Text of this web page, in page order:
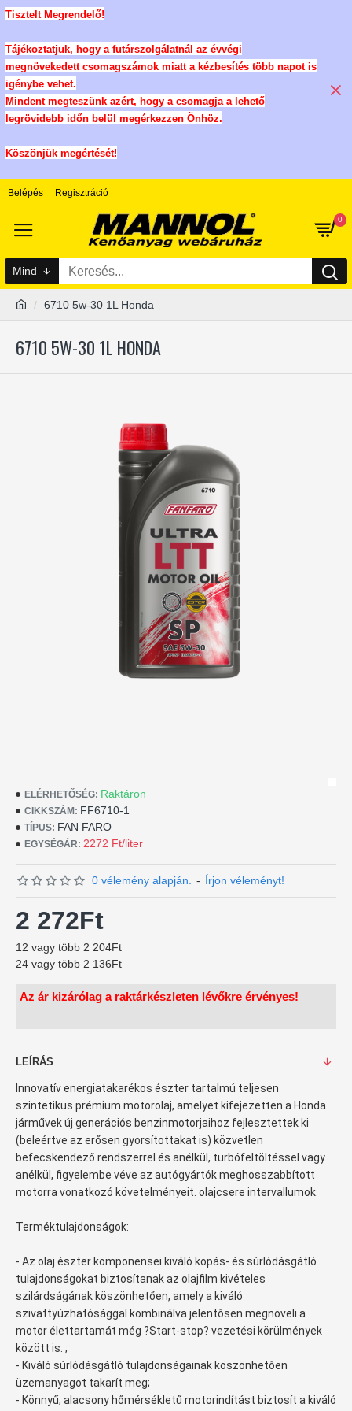
Tisztelt Megrendelő!
Tájékoztatjuk, hogy a futárszolgálatnál az évvégi
megnövekedett csomagszámok miatt a kézbesítés több napot is
igénybe vehet.
Mindent megteszünk azért, hogy a csomagja a lehető
legrövidebb időn belül megérkezzen Önhöz.
Köszönjük megértését!
Belépés Regisztráció
0
Mind
6710 5w-30 1L Honda
6710 5W-30 1L HONDA
ELÉRHETŐSÉG: Raktáron
CIKKSZÁM: FF6710-1
TÍPUS: FAN FARO
EGYSÉGÁR: 2272 Ft/liter
0 vélemény alapján. - Írjon véleményt!
2 272Ft
12 vagy több 2 204Ft
24 vagy több 2 136Ft
Az ár kizárólag a raktárkészleten lévőkre érvényes!
LEÍRÁS
Innovatív energiatakarékos észter tartalmú teljesen
szintetikus prémium motorolaj, amelyet kifejezetten a Honda
járművek új generációs benzinmotorjaihoz fejlesztettek ki
(beleértve az erősen gyorsítottakat is) közvetlen
befecskendező rendszerrel és anélkül, turbófeltöltéssel vagy
anélkül, figyelembe véve az autógyártók meghosszabbított
motorra vonatkozó követelményeit. olajcsere intervallumok.
Terméktulajdonságok:
- Az olaj észter komponensei kiváló kopás- és súrlódásgátló
tulajdonságokat biztosítanak az olajfilm kivételes
szilárdságának köszönhetően, amely a kiváló
szivattyúzhatósággal kombinálva jelentősen megnöveli a
motor élettartamát még ?Start-stop? vezetési körülmények
között is. ;
- Kiváló súrlódásgátló tulajdonságainak köszönhetően
üzemanyagot takarít meg;
- Könnyű, alacsony hőmérsékletű motorindítást biztosít a kiváló